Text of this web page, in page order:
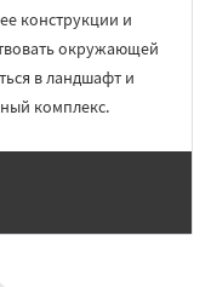
конструкции и
окружающей
в ландшафт и
комплекс.